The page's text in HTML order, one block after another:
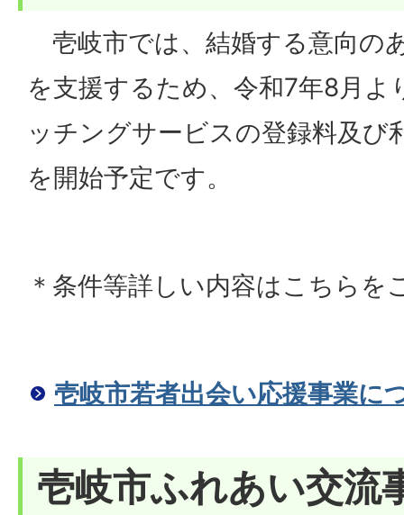
壱岐市では、結婚する意向の
を支援するため、令和7年8月
ッチングサービスの登録料及び
を開始予定です。
＊条件等詳しい内容はこちらを
壱岐市若者出会い応援事業に
壱岐市ふれあい交流